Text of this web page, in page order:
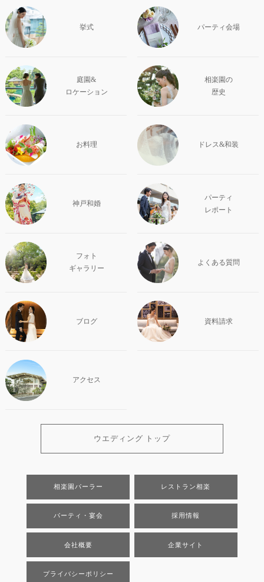
挙式 パーティ会場
庭園&
ロケーション
相楽園の
歴史
お料理 ドレス&和装
神戸和婚
パーティ
レポート
フォト
ギャラリー
よくある質問
ブログ 資料請求
アクセス
ウエディング トップ
相楽園パーラー レストラン相楽
パーティ・宴会 採用情報
会社概要 企業サイト
プライバシーポリシー